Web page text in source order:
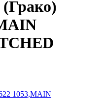
(Грако)